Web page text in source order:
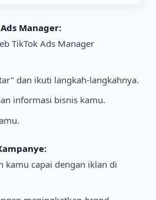
Manager:
TikTok Ads Manager
dan ikuti langkah-langkahnya.
informasi bisnis kamu.
kamu capai dengan iklan di